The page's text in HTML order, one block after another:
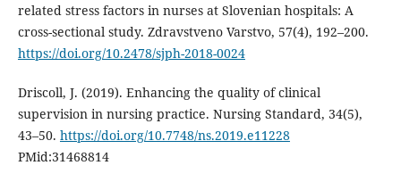
related stress factors in nurses at Slovenian hospitals: A
cross-sectional study. Zdravstveno Varstvo, 57(4), 192–200.
https://doi.org/10.2478/sjph-2018-0024
Driscoll, J. (2019). Enhancing the quality of clinical
supervision in nursing practice. Nursing Standard, 34(5),
43–50. https://doi.org/10.7748/ns.2019.e11228
PMid:31468814